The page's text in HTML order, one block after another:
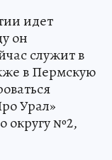
идет
он
служит в
в Пермскую
Урал»
округу №2,